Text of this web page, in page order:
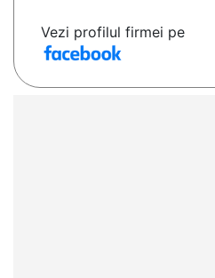
Vezi profilul firmei pe